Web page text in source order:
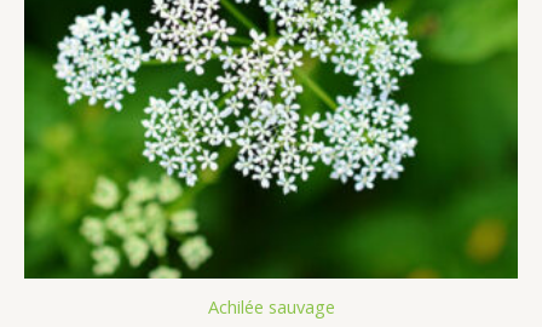
Achilée sauvage